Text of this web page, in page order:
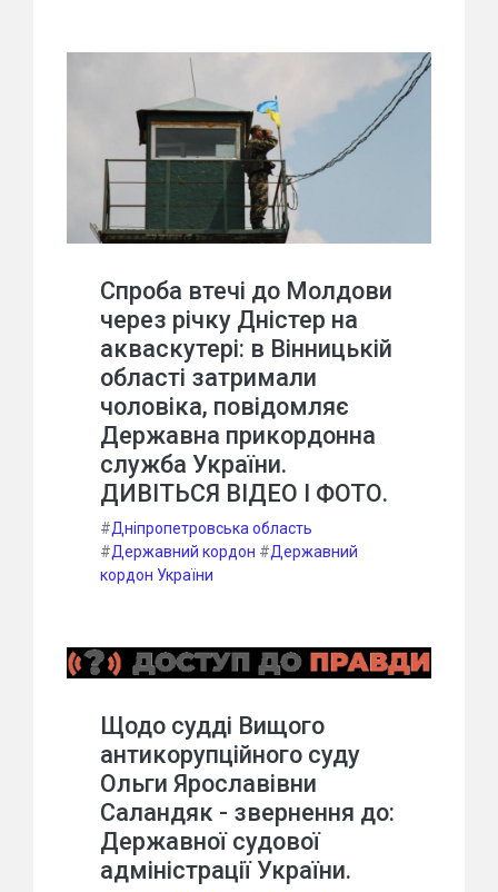
Спроба втечі до Молдови
через річку Дністер на
акваскутері: в Вінницькій
області затримали
чоловіка, повідомляє
Державна прикордонна
служба України.
ДИВІТЬСЯ ВІДЕО І ФОТО.
#Дніпропетровська область
#Державний кордон #Державний
кордон України
Щодо судді Вищого
антикорупційного суду
Ольги Ярославівни
Саландяк - звернення до:
Державної судової
адміністрації України.